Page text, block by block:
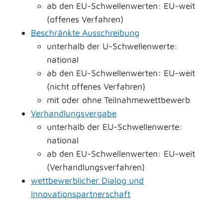
ab den EU-Schwellenwerten: EU-weit
(offenes Verfahren)
Beschränkte Ausschreibung
unterhalb der U-Schwellenwerte:
national
ab den EU-Schwellenwerten: EU-weit
(nicht offenes Verfahren)
mit oder ohne Teilnahmewettbewerb
Verhandlungsvergabe
unterhalb der EU-Schwellenwerte:
national
ab den EU-Schwellenwerten: EU-weit
(Verhandlungsverfahren)
wettbewerblicher Dialog und
Innovationspartnerschaft